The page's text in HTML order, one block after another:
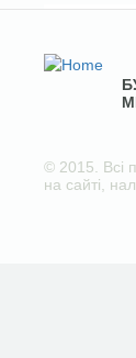
© 2015. Всі
на сайті,